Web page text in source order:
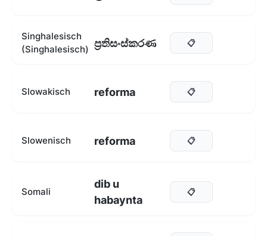
Singhalesisch
(Singhalesisch) ප්‍රතිසංස්කරණ 📋
Slowakisch reforma 📋
Slowenisch reforma 📋
Somali
dib u
habaynta
📋